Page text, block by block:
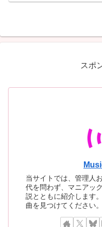
の唸り」を音に変えた、
スポ
当サイトでは、管理人
代を問わず、マニアッ
説とともに紹介します
曲を見つけてください。